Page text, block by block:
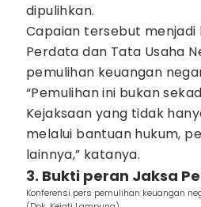
dipulihkan.
Capaian tersebut
Perdata dan Tata Usaha
pemulihan keuangan
“Pemulihan ini bukan
Kejaksaan yang tidak
melalui bantuan hukum,
lainnya,” katanya.
3. Bukti peran Jaksa
Konferensi pers pemulihan keuangan